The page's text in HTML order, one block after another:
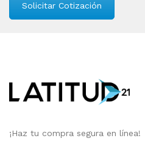
Solicitar Cotización
¡Haz tu compra segura en línea!